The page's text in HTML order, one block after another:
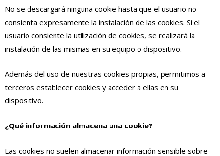
No se descargará ninguna cookie hasta que el usuario no
consienta expresamente la instalación de las cookies. Si el
usuario consiente la utilización de cookies, se realizará la
instalación de las mismas en su equipo o dispositivo.
Además del uso de nuestras cookies propias, permitimos a
terceros establecer cookies y acceder a ellas en su
dispositivo.
¿Qué información almacena una cookie?
Las cookies no suelen almacenar información sensible sobre